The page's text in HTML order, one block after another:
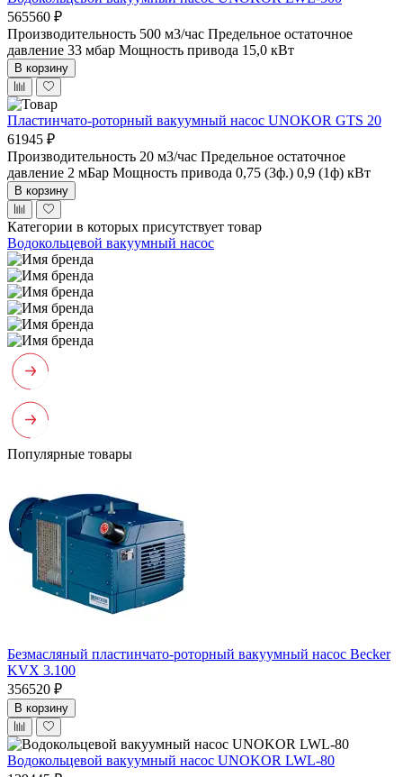
565560 ₽
Производительность 500 м3/час Предельное остаточное
давление 33 мбар Мощность привода 15,0 кВт
В корзину
Пластинчато-роторный вакуумный насос UNOKOR GTS 20
61945 ₽
Производительность 20 м3/час Предельное остаточное
давление 2 мБар Мощность привода 0,75 (3ф.) 0,9 (1ф) кВт
В корзину
Категории в которых присутствует товар
Водокольцевой вакуумный насос
Популярные товары
Безмасляный пластинчато-роторный вакуумный насос Becker
KVX 3.100
356520 ₽
В корзину
Водокольцевой вакуумный насос UNOKOR LWL-80